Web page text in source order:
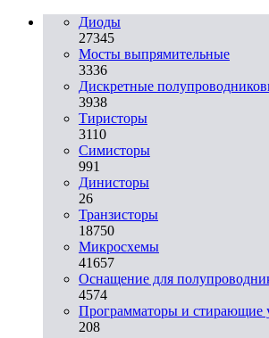
Диоды
27345
Мосты выпрямительные
3336
Дискретные
3938
Тиристоры
3110
Симисторы
991
Динисторы
26
Транзисторы
18750
Микросхемы
41657
Оснащение для
4574
Программаторы и стирающие
208